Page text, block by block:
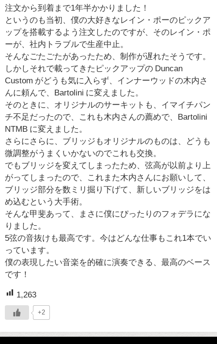
注文から到着まで1年半かかりました！
というのも当初、僕の大好きなレイン・ポーのピックア
ップを搭載するよう注文したのですが、そのレイン・ポ
ーが、社内トラブルで生産中止。
そんなごたごたがあったため、制作が遅れたそうです。
しかしそれで載ってきたピックアップの Duncan
Custom がどうも気に入らず、インナーウッドの木内さ
んに頼んで、Bartolini に変えました。
そのときに、オリジナルのサーキットも、イマイチパン
チ不足だったので、これも木内さんの薦めで、Bartolini
NTMB に変えました。
さらにさらに、ブリッジもオリジナルのものは、どうも
微調整がうまくいかないのでこれも交換。
でもブリッジを変えてしまったため、弦高が以前より上
がってしまったので、これまた木内さんにお願いして、
ブリッジ部分を数ミリ掘り下げて、新しいブリッジをは
め込むという大手術。
そんな甲斐あって、まさに僕にぴったりのフォデラにな
りました。
5弦の音抜けも最高です。今はどんな仕事もこれ1本でい
っています。
僕の表現したい音楽を的確に演奏できる、最高のベース
です！
1,263
+2